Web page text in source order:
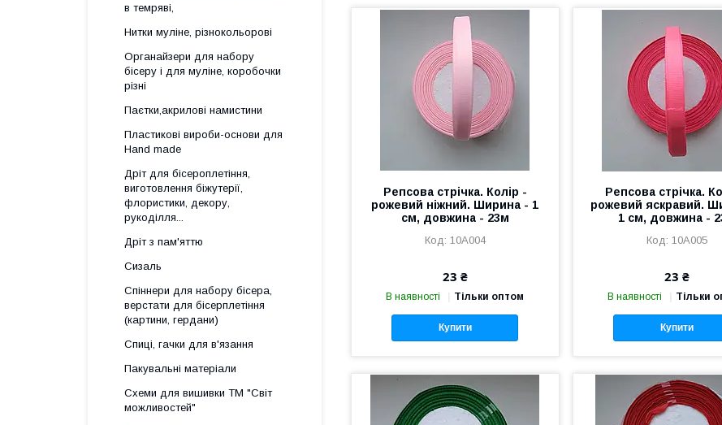
Репсова стрічка. Колір -
рожевий ніжний. Ширина - 1
см, довжина - 23м
10А004
23 ₴
В наявності Тільки оптом
Купити
Репсова стрічка.
рожевий яскравий.
1 см, довжина -
10А005
23 ₴
В наявності Тільки
Купити
в темряві,
Нитки муліне, різнокольорові
Органайзери для набору
бісеру і для муліне, коробочки
різні
Паєтки,акрилові намистини
Пластикові вироби-основи для
Нand made
Дріт для бісероплетіння,
виготовлення біжутерії,
флористики, декору,
рукоділля...
Дріт з пам'яттю
Сизаль
Спіннери для набору бісера,
верстати для бісерплетіння
(картини, гердани)
Спиці, гачки для в'язання
Пакувальні матеріали
Схеми для вишивки ТМ "Світ
можливостей"